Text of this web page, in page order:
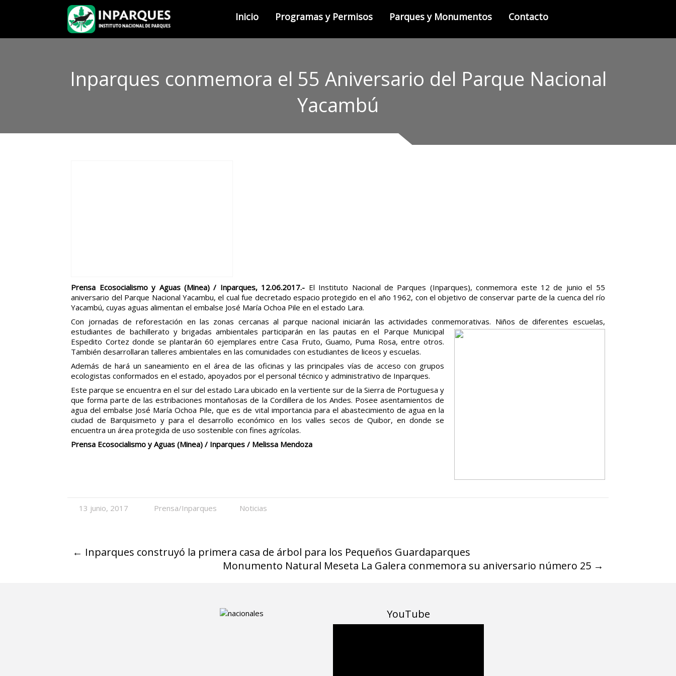
Inicio Programas y Permisos Parques y Monumentos Contacto
Inparques conmemora el 55 Aniversario del Parque Nacional
Yacambú
Prensa Ecosocialismo y Aguas (Minea) / Inparques, 12.06.2017.- El Instituto Nacional de Parques (Inparques), conmemora este 12 de junio el 55
aniversario del Parque Nacional Yacambu, el cual fue decretado espacio protegido en el año 1962, con el objetivo de conservar parte de la cuenca del río
Yacambú, cuyas aguas alimentan el embalse José María Ochoa Pile en el estado Lara.
Con jornadas de reforestación en las zonas cercanas al parque nacional iniciarán las actividades conmemorativas. Niños de diferentes escuelas,
estudiantes de bachillerato y brigadas ambientales participarán en las pautas en el Parque Municipal
Espedito Cortez donde se plantarán 60 ejemplares entre Casa Fruto, Guamo, Puma Rosa, entre otros.
También desarrollaran talleres ambientales en las comunidades con estudiantes de liceos y escuelas.
Además de hará un saneamiento en el área de las oficinas y las principales vías de acceso con grupos
ecologistas conformados en el estado, apoyados por el personal técnico y administrativo de Inparques.
Este parque se encuentra en el sur del estado Lara ubicado en la vertiente sur de la Sierra de Portuguesa y
que forma parte de las estribaciones montañosas de la Cordillera de los Andes. Posee asentamientos de
agua del embalse José María Ochoa Pile, que es de vital importancia para el abastecimiento de agua en la
ciudad de Barquisimeto y para el desarrollo económico en los valles secos de Quibor, en donde se
encuentra un área protegida de uso sostenible con fines agrícolas.
Prensa Ecosocialismo y Aguas (Minea) / Inparques / Melissa Mendoza
13 junio, 2017 Prensa/Inparques Noticias
← Inparques construyó la primera casa de árbol para los Pequeños Guardaparques
Monumento Natural Meseta La Galera conmemora su aniversario número 25 →
YouTube